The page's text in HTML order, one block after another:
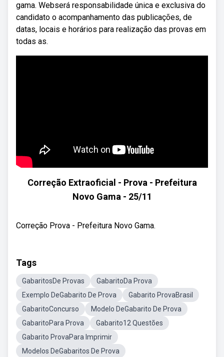
gama. Webserá responsabilidade única e exclusiva do
candidato o acompanhamento das publicações, de
datas, locais e horários para realização das provas em
todas as.
Correção Extraoficial - Prova - Prefeitura
Novo Gama - 25/11
Correção Prova - Prefeitura Novo Gama.
Tags
GabaritosDe Provas
GabaritoDa Prova
Exemplo DeGabarito De Prova
Gabarito ProvaBrasil
GabaritoConcurso
Modelo DeGabarito De Prova
GabaritoPara Prova
Gabarito12 Questões
Gabarito ProvaPara Imprimir
Modelos DeGabaritos De Prova